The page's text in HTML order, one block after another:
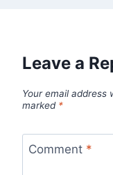
Leave a
Your email address
marked *
Comment *